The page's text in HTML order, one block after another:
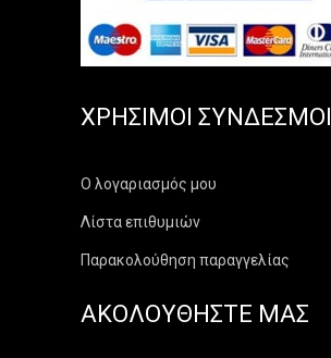
ΧΡΉΣΙΜΟΙ ΣΎΝΔΕΣΜΟΙ
Ο λογαριασμός μου
Λίστα επιθυμιών
Παρακολούθηση παραγγελίας
ΑΚΟΛΟΥΘΗΣΤΕ ΜΑΣ